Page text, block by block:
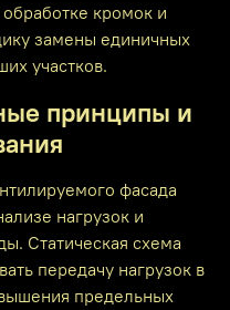
кромок и
замены единичных
участков.
принципы и
фасада
нагрузок и
Статическая схема
передачу нагрузок в
предельных